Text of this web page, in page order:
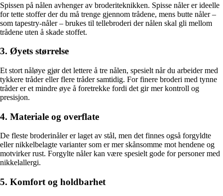
Spissen på nålen avhenger av broderiteknikken. Spisse nåler er ideelle
for tette stoffer der du må trenge gjennom trådene, mens butte nåler –
som tapestry-nåler – brukes til tellebroderi der nålen skal gli mellom
trådene uten å skade stoffet.
3. Øyets størrelse
Et stort nåløye gjør det lettere å tre nålen, spesielt når du arbeider med
tykkere tråder eller flere tråder samtidig. For finere broderi med tynne
tråder er et mindre øye å foretrekke fordi det gir mer kontroll og
presisjon.
4. Materiale og overflate
De fleste broderinåler er laget av stål, men det finnes også forgyldte
eller nikkelbelagte varianter som er mer skånsomme mot hendene og
motvirker rust. Forgylte nåler kan være spesielt gode for personer med
nikkelallergi.
5. Komfort og holdbarhet